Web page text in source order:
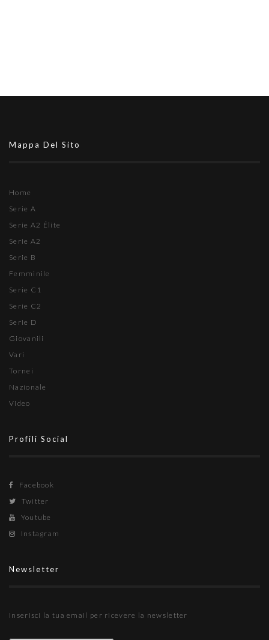
Mappa Del Sito
Home
Serie A
Serie A2 Élite
Serie A2
Serie B
Femminile
Serie C1
Serie C2
Serie D
Giovanili
Vari
Tornei
Nazionale
Video
Profili Social
Facebook
Twitter
Youtube
Instagram
Newsletter
Inserisci la tua email per ricevere la newsletter